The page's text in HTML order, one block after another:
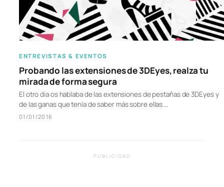
ENTREVISTAS & EVENTOS
Probando las extensiones de 3DEyes, realza tu
mirada de forma segura
El otro día os hablaba de las extensiones de pestañas de 3DEyes y
de las ganas que tenía de saber más sobre ellas.…
01/01/2016
PUBLICIDAD